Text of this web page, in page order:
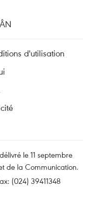
d'utilisation
le 11 septembre
de la Communication.
(024) 39411348